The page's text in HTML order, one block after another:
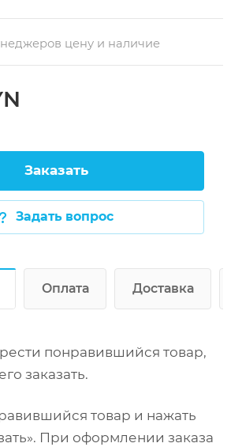
40х40 мм (нержавеющая
по высоте
под заказ по
цену и наличие
Заказать
Задать вопрос
Оплата Доставка
понравившийся товар,
заказать.
товар и нажать
При оформлении заказа